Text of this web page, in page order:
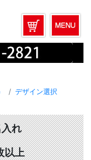
デザイン選択
れ
以上